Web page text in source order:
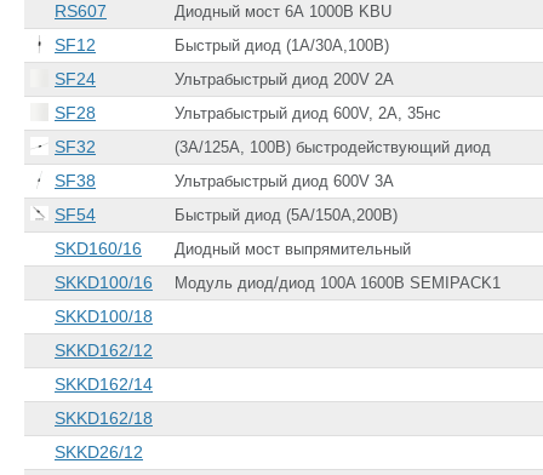
RS607 Диодный мост 6А 1000В KBU
SF12 Быстрый диод (1А/30А,100В)
SF24 Ультрабыстрый диод 200V 2A
SF28 Ультрабыстрый диод 600V, 2A, 35нс
SF32 (3A/125A, 100В) быстродействующий диод
SF38 Ультрабыстрый диод 600V 3A
SF54 Быстрый диод (5А/150А,200В)
SKD160/16 Диодный мост выпрямительный
SKKD100/16 Модуль диод/диод 100A 1600В SEMIPACK1
SKKD100/18
SKKD162/12
SKKD162/14
SKKD162/18
SKKD26/12